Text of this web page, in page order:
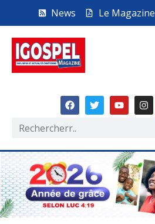
News Le Magazine